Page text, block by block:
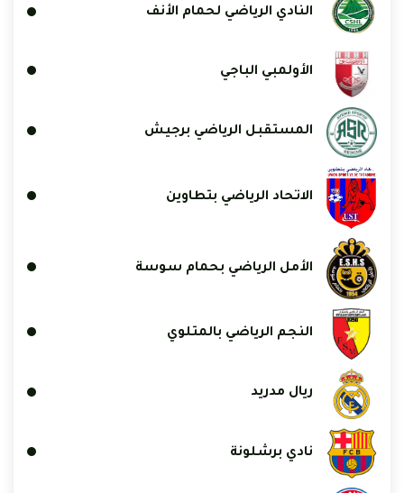
النادي الرياضي لحمام الأنف
الأولمبي الباجي
المستقبل الرياضي برجيش
الاتحاد الرياضي بتطاوين
الأمل الرياضي بحمام سوسة
النجم الرياضي بالمتلوي
ريال مدريد
نادي برشلونة